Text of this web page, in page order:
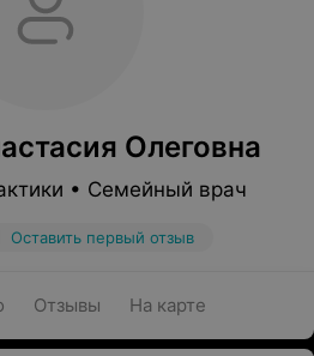
Олеговна
• Семейный врач
Оставить первый отзыв
Отзывы На карте